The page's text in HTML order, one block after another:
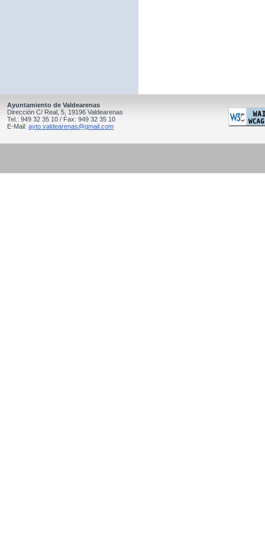
Ayuntamiento de Valdearenas
Dirección C/ Real, 5, 19196 Valdearenas
Tel.: 949 32 35 10 / Fax: 949 32 35 10
E-Mail: ayto.valdearenas@gmail.com